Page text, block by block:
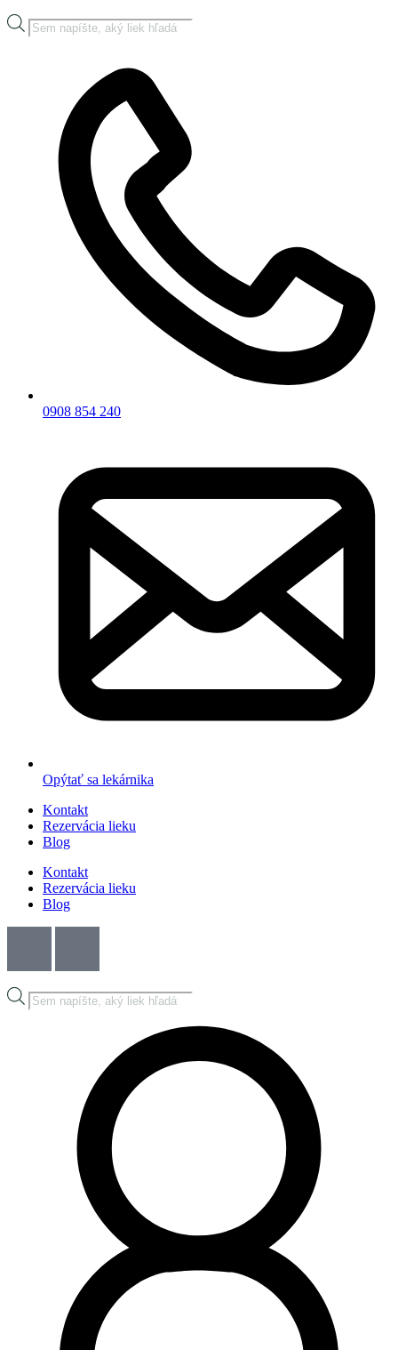
Products
search
0908 854 240
Opýtať sa lekárnika
Kontakt
Rezervácia lieku
Blog
Kontakt
Rezervácia lieku
Blog
Products
search